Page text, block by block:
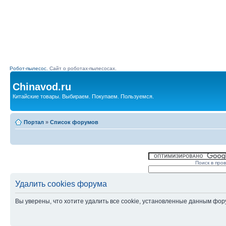
Робот-пылесос. Сайт о роботах-пылесосах.
Chinavod.ru
Китайские товары. Выбираем. Покупаем. Пользуемся.
Портал » Список форумов
Поиск в
Удалить cookies форума
Вы уверены, что хотите удалить все cookie, установленные данным